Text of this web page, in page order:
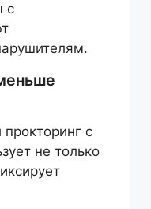
с
с
не только